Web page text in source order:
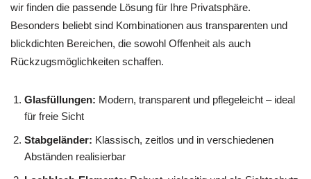
wir finden die passende Lösung für Ihre Privatsphäre.
Besonders beliebt sind Kombinationen aus transparenten und
blickdichten Bereichen, die sowohl Offenheit als auch
Rückzugsmöglichkeiten schaffen.
Glasfüllungen: Modern, transparent und pflegeleicht – ideal
für freie Sicht
Stabgeländer: Klassisch, zeitlos und in verschiedenen
Abständen realisierbar